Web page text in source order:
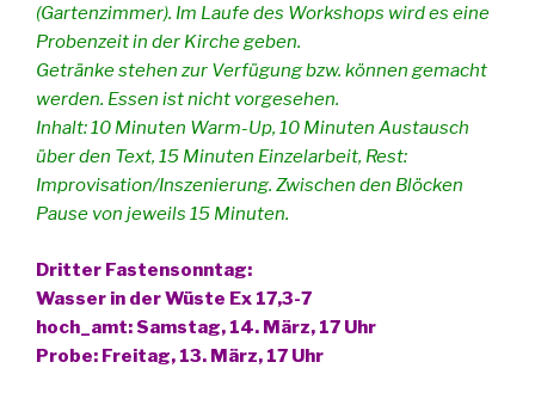
(Gartenzimmer). Im Laufe des Workshops wird es eine
Probenzeit in der Kirche geben.
Getränke stehen zur Verfügung bzw. können gemacht
werden. Essen ist nicht vorgesehen.
Inhalt: 10 Minuten Warm-Up, 10 Minuten Austausch
über den Text, 15 Minuten Einzelarbeit, Rest:
Improvisation/Inszenierung. Zwischen den Blöcken
Pause von jeweils 15 Minuten.
Dritter Fastensonntag:
Wasser in der Wüste Ex 17,3-7
hoch_amt: Samstag, 14. März, 17 Uhr
Probe: Freitag, 13. März, 17 Uhr